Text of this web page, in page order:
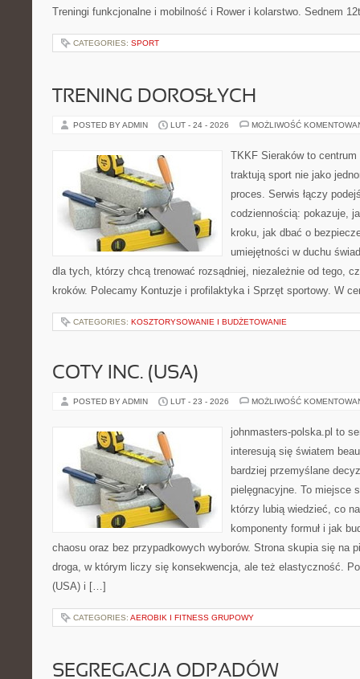
Treningi funkcjonalne i mobilność i Rower i kolarstwo. Sednem
CATEGORIES: SPORT
TRENING DOROSŁYCH
POSTED BY ADMIN LUT - 24 - 2026 MOŻLIWOŚĆ
TKKF Sieraków to
traktują sport nie jako
proces. Serwis łączy
codziennością: pokazuje,
kroku, jak dbać o
umiejętności w duchu
dla tych, którzy chcą trenować rozsądniej, niezależnie od tego,
kroków. Polecamy Kontuzje i profilaktyka i Sprzęt sportowy. W
CATEGORIES: KOSZTORYSOWANIE I BUDŻETOWANIE
COTY INC. (USA)
POSTED BY ADMIN LUT - 23 - 2026 MOŻLIWOŚĆ
johnmasters-polska.pl to
interesują się światem
bardziej przemyślane
pielęgnacyjne. To miejsce
którzy lubią wiedzieć, co
komponenty formuł i jak
chaosu oraz bez przypadkowych wyborów. Strona skupia się na
droga, w którym liczy się konsekwencja, ale też elastyczność.
(USA) i […]
CATEGORIES: AEROBIK I FITNESS GRUPOWY
SEGREGACJA ODPADÓW